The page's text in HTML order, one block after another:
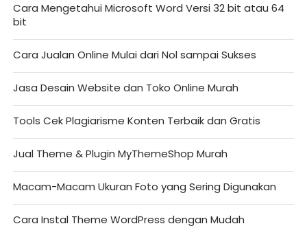
Cara Mengetahui Microsoft Word Versi 32 bit atau 64
bit
Cara Jualan Online Mulai dari Nol sampai Sukses
Jasa Desain Website dan Toko Online Murah
Tools Cek Plagiarisme Konten Terbaik dan Gratis
Jual Theme & Plugin MyThemeShop Murah
Macam-Macam Ukuran Foto yang Sering Digunakan
Cara Instal Theme WordPress dengan Mudah